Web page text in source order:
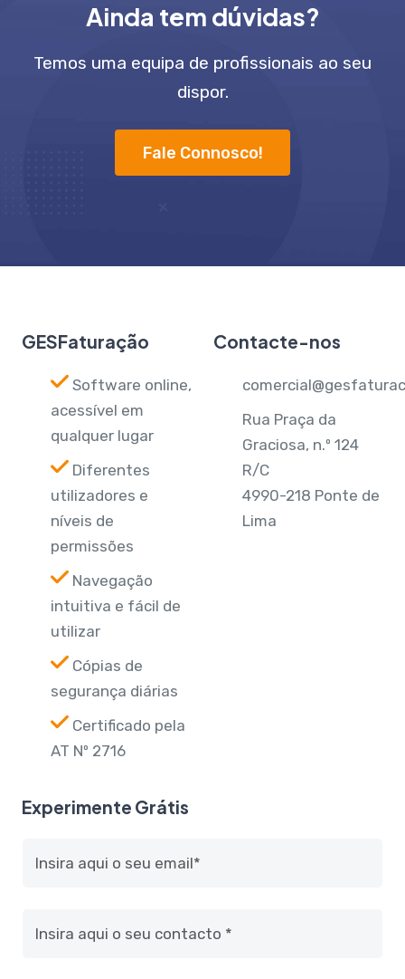
Ainda tem dúvidas?
Temos uma equipa de profissionais ao seu
dispor.
Fale Connosco!
GESFaturação
Software online,
acessível em
qualquer lugar
Diferentes
utilizadores e
níveis de
permissões
Navegação
intuitiva e fácil de
utilizar
Cópias de
segurança diárias
Certificado pela
AT Nº 2716
Contacte-nos
Rua Praça da
Graciosa, n.º 124
R/C
4990-218 Ponte de
Lima
Experimente Grátis